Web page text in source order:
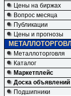
Цены на биржах
Вопрос месяца
Публикации
Цены и прогнозы
Металлоторговля
Каталог
Маркетплейс
Доска объявлений
Подшипники